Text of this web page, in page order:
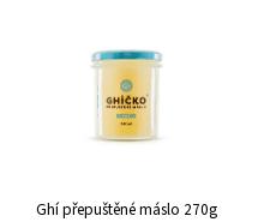
Ghí přepuštěné máslo 270g